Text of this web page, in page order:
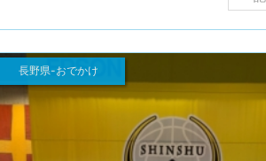
長野県-おでかけ